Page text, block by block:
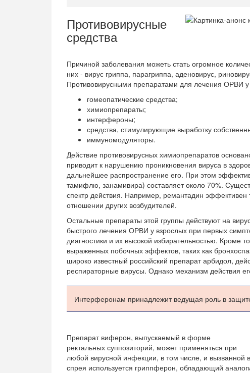
Противовирусные
средства
Причиной заболевания можеть стать огромное
них - вирус гриппа, парагриппа, аденовирус,
Противовирусными препаратами для лечения ОРВИ у
гомеопатические средства;
химиопрепараты;
интерфероны;
средства, стимулирующие выработку
иммуномодуляторы.
Действие противовирусных химиопрепаратов
приводит к нарушению проникновения вируса в
дальнейшее распространение его. При этом
тамифлю, занамивира) составляет около 70%.
спектр действия. Например, ремантадин эффективен
отношении других возбудителей.
Остальные препараты этой группы действуют на
быстрого лечения ОРВИ у взрослых при первых
диагностики и их высокой избирательностью. Кроме
выраженных побочных эффектов, таких как
широко известный российский препарат арбидол,
респираторные вирусы. Однако механизм действия
Интерферонам принадлежит ведущая роль в
Препарат виферон, выпускаемый в форме
ректальных суппозиторий, может применяться при
любой вирусной инфекции, в том числе, и вызванной
спрея используется гриппферон, обладающий